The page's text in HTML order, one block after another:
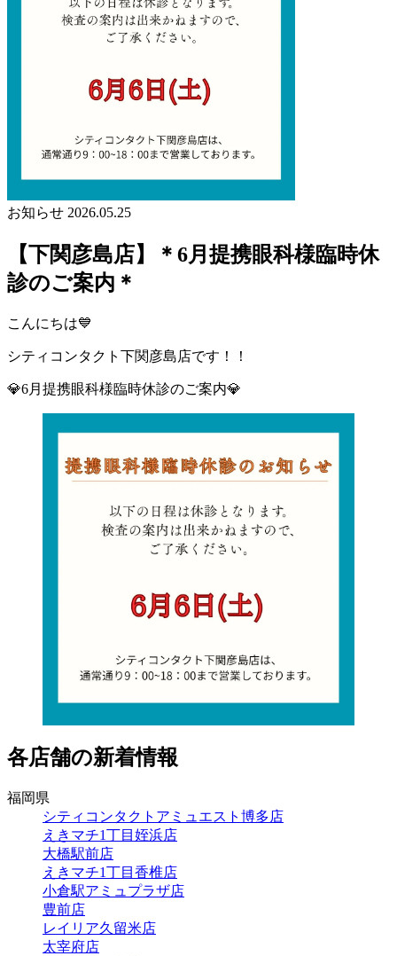
お知らせ 2026.05.25
【下関彦島店】＊6月提携眼科様臨時休
診のご案内＊
こんにちは💙
シティコンタクト下関彦島店です！！
💎6月提携眼科様臨時休診のご案内💎
各店舗の新着情報
福岡県
シティコンタクトアミュエスト博多店
えきマチ1丁目姪浜店
大橋駅前店
えきマチ1丁目香椎店
小倉駅アミュプラザ店
豊前店
レイリア久留米店
太宰府店